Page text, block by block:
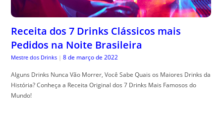
Receita dos 7 Drinks Clássicos mais
Pedidos na Noite Brasileira
Mestre dos Drinks | 8 de março de 2022
Alguns Drinks Nunca Vão Morrer, Você Sabe Quais os Maiores Drinks da
História? Conheça a Receita Original dos 7 Drinks Mais Famosos do
Mundo!